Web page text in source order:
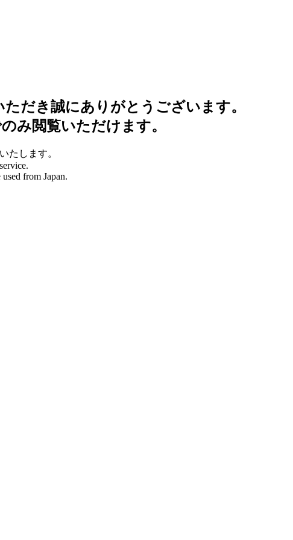
だき誠にありがとうございます。
み閲覧いただけます。
たします。
from Japan.